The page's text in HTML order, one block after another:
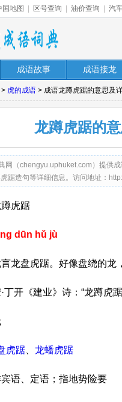
国地图 区号查询 油价查询 汽
成语故事 成语接龙
> 虎的成语 > 成语龙蹲虎踞的意思及
龙蹲虎踞的
网（chengyu.uphuket.com）提供
踞造句等详细信息。访问地址：
虎踞
dūn hǔ jù
龙盘虎踞。好像盘绕的龙
丁开《建业》诗：“龙蹲虎
虎踞 龙蟠虎踞
语、定语；指地势险要